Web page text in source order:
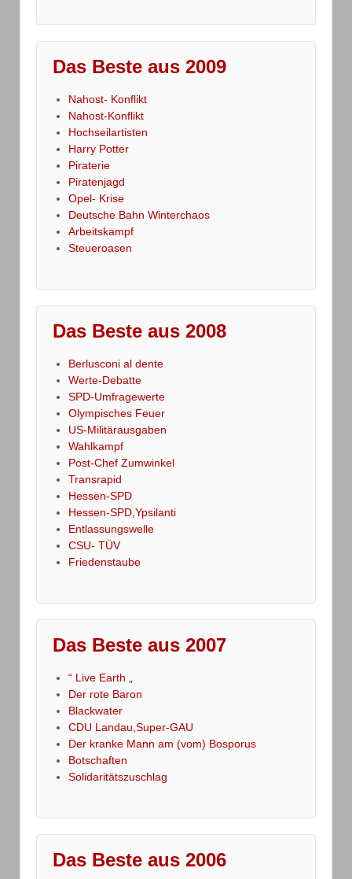
Das Beste aus 2009
Nahost- Konflikt
Nahost-Konflikt
Hochseilartisten
Harry Potter
Piraterie
Piratenjagd
Opel- Krise
Deutsche Bahn Winterchaos
Arbeitskampf
Steueroasen
Das Beste aus 2008
Berlusconi al dente
Werte-Debatte
SPD-Umfragewerte
Olympisches Feuer
US-Militärausgaben
Wahlkampf
Post-Chef Zumwinkel
Transrapid
Hessen-SPD
Hessen-SPD,Ypsilanti
Entlassungswelle
CSU- TÜV
Friedenstaube
Das Beste aus 2007
“ Live Earth „
Der rote Baron
Blackwater
CDU Landau,Super-GAU
Der kranke Mann am (vom) Bosporus
Botschaften
Solidaritätszuschlag
Das Beste aus 2006